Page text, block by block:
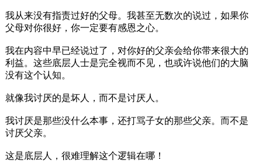
我从来没有指责过好的父母。我甚至无数次的说过，如果你
父母对你很好，你一定要有感恩之心。
我在内容中早已经说过了，对你好的父亲会给你带来很大的
利益。这些底层人士是完全视而不见，也或许说他们的大脑
没有这个认知。
就像我讨厌的是坏人，而不是讨厌人。
我讨厌是那些没什么本事，还打骂子女的那些父亲。而不是
讨厌父亲。
这是底层人，很难理解这个逻辑在哪！